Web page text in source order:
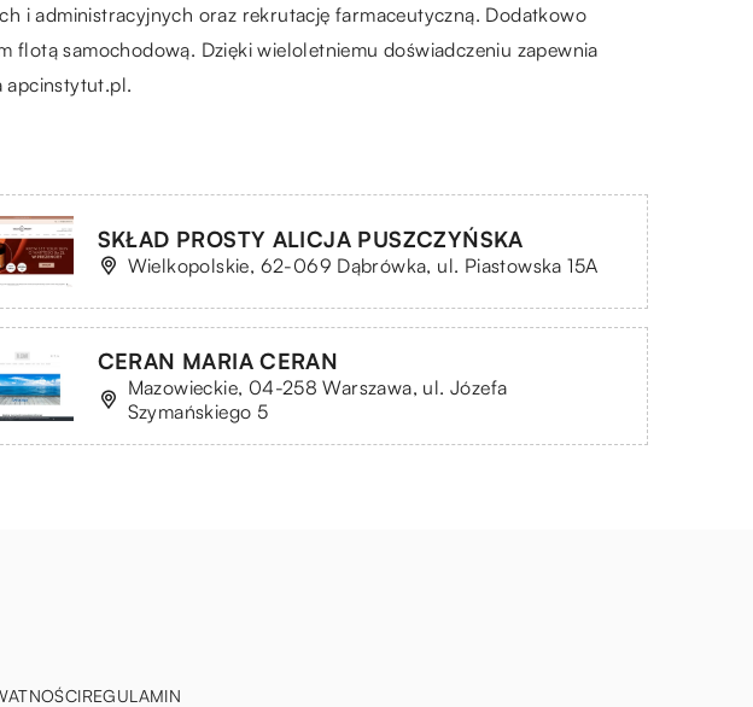
i administracyjnych oraz rekrutację farmaceutyczną. Dodatkowo
flotą samochodową. Dzięki wieloletniemu doświadczeniu zapewnia
apcinstytut.pl.
SKŁAD PROSTY ALICJA PUSZCZYŃSKA
Wielkopolskie, 62-069 Dąbrówka, ul. Piastowska 15A
CERAN MARIA CERAN
Mazowieckie, 04-258 Warszawa, ul. Józefa
Szymańskiego 5
REGULAMIN